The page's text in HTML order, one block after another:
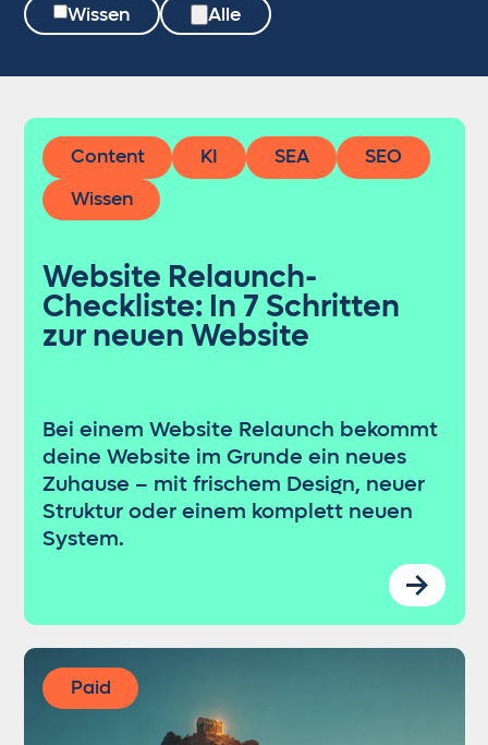
Wissen
Alle
Content KI SEA
SEO
Wissen
Website Relaunch-
Checkliste: In 7 Schritten
zur neuen Website
Bei einem Website Relaunch bekommt
deine Website im Grunde ein neues
Zuhause – mit frischem Design, neuer
Struktur oder einem komplett neuen
System.
Paid